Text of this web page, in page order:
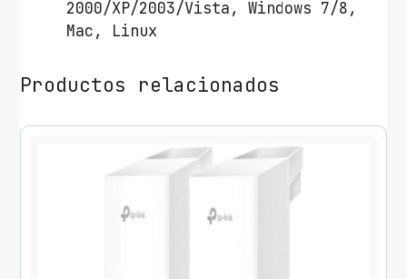
2000/XP/2003/Vista, Windows 7/8,
Mac, Linux
Productos relacionados